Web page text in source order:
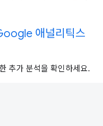
애널리틱스
추가 분석을 확인하세요.